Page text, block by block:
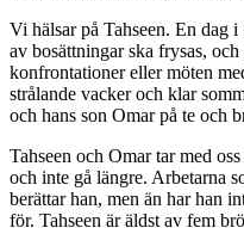
Vi hälsar på Tahseen. En dag
av bosättningar ska frysas,
konfrontationer eller möten
strålande vacker och klar
och hans son Omar på te och
Tahseen och Omar tar med
och inte gå längre. Arbetarna
berättar han, men än har han
för. Tahseen är äldst av fem